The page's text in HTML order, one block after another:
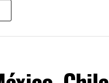
forman parte del
la falta de
y de graves